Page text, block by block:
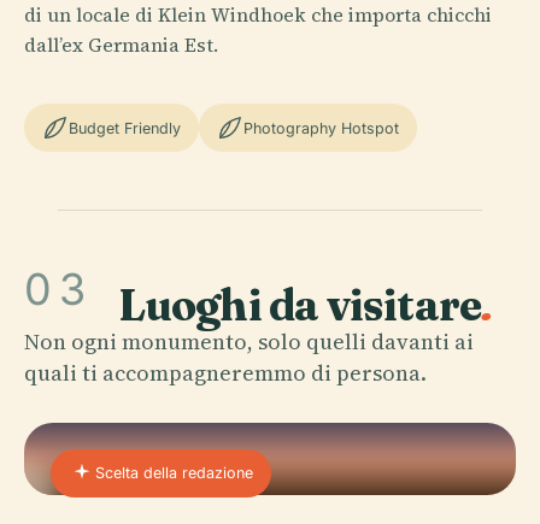
di un locale di Klein Windhoek che importa chicchi
dall’ex Germania Est.
Budget Friendly Photography Hotspot
03 Luoghi da visitare.
Non ogni monumento, solo quelli davanti ai
quali ti accompagneremmo di persona.
Scelta della redazione